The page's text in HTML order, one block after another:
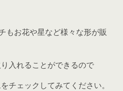
もお花や星など様々な形が販
入れることができるので
チェックしてみてください。